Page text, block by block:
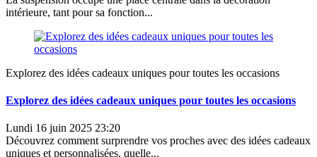
intérieure, tant pour sa fonction...
Explorez des idées cadeaux uniques pour toutes les occasions
Explorez des idées cadeaux uniques pour toutes les occasions
Lundi 16 juin 2025 23:20
Découvrez comment surprendre vos proches avec des idées cadeaux
uniques et personnalisées, quelle...